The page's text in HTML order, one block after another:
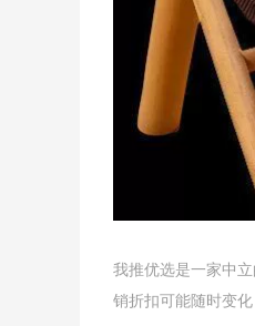
我推优选是一家中
销折扣可能随时变化